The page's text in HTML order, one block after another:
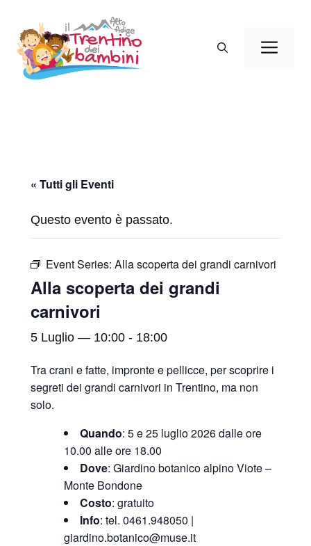
contenuto
« Tutti gli Eventi
Questo evento è passato.
Event Series: Alla scoperta dei grandi carnivori
Alla scoperta dei grandi
carnivori
5 Luglio — 10:00 - 18:00
Tra crani e fatte, impronte e pellicce, per scoprire i
segreti dei grandi carnivori in Trentino, ma non
solo.
Quando: 5 e 25 luglio 2026 dalle ore
10.00 alle ore 18.00
Dove: Giardino botanico alpino Viote –
Monte Bondone
Costo: gratuito
Info: tel. 0461.948050 |
giardino.botanico@muse.it